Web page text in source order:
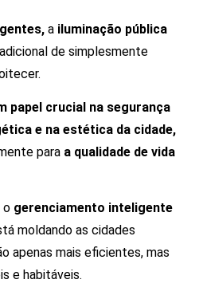
a iluminação pública
de simplesmente
papel crucial na segurança
e na estética da cidade,
para a qualidade de vida
o gerenciamento inteligente
moldando as cidades
apenas mais eficientes, mas
e habitáveis.